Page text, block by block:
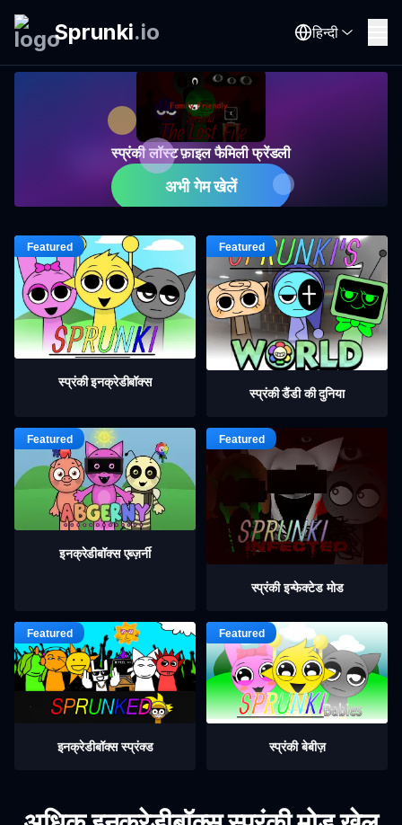
Sprunki.io हिन्दी
स्प्रंकी लॉस्ट फ़ाइल फैमिली फ्रेंडली
अभी गेम खेलें
स्प्रंकी इनक्रेडीबॉक्स
स्प्रंकी डैंडी की दुनिया
इनक्रेडीबॉक्स एब्ज़र्नी
स्प्रंकी इन्फेक्टेड मोड
इनक्रेडीबॉक्स स्प्रंक्ड स्प्रंकी बेबीज़